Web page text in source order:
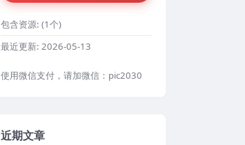
包含资源: (1个)
最近更新: 2026-05-13
使用微信支付，请加微信：pic2030
近期文章